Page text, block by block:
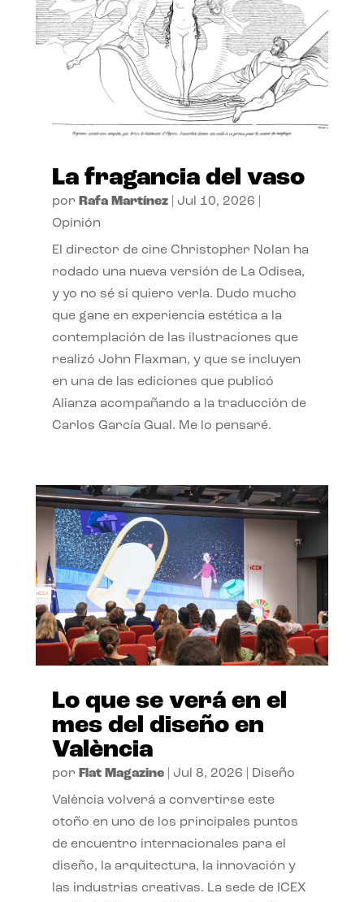
La fragancia del vaso
por Rafa Martínez| Jul 10, 2026
Opinión
El director de cine Christopher Nolan ha
rodado una nueva versión de La Odisea,
y yo no sé si quiero verla. Dudo mucho
que gane en experiencia estética a la
contemplación de las ilustraciones que
realizó John Flaxman, y que se incluyen
en una de las ediciones que publicó
Alianza acompañando a la traducción de
Carlos García Gual. Me lo pensaré.
Lo que se verá en el
mes del diseño en
València
por Flat Magazine| Jul 8, 2026 Diseño
València volverá a convertirse este
otoño en uno de los principales puntos
de encuentro internacionales para el
diseño, la arquitectura, la innovación y
las industrias creativas. La sede de ICEX